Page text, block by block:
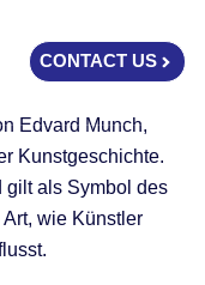
CONTACT US
Edvard Munch,
Kunstgeschichte.
gilt als Symbol des
wie Künstler